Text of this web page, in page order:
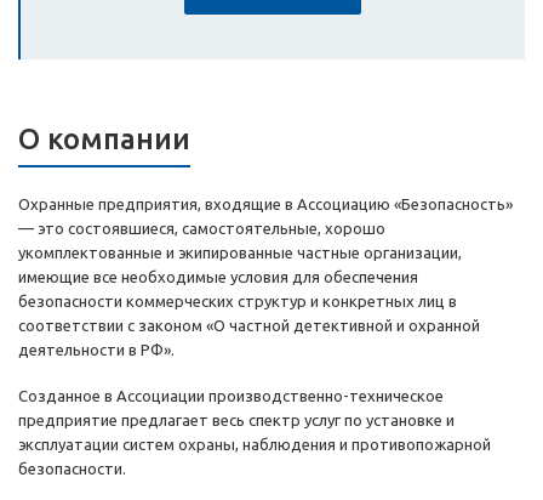
О компании
Охранные предприятия, входящие в Ассоциацию «Безопасность»
— это состоявшиеся, самостоятельные, хорошо
укомплектованные и экипированные частные организации,
имеющие все необходимые условия для обеспечения
безопасности коммерческих структур и конкретных лиц в
соответствии с законом «О частной детективной и охранной
деятельности в РФ».
Созданное в Ассоциации производственно-техническое
предприятие предлагает весь спектр услуг по установке и
эксплуатации систем охраны, наблюдения и противопожарной
безопасности.